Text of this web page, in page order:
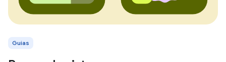
Guias